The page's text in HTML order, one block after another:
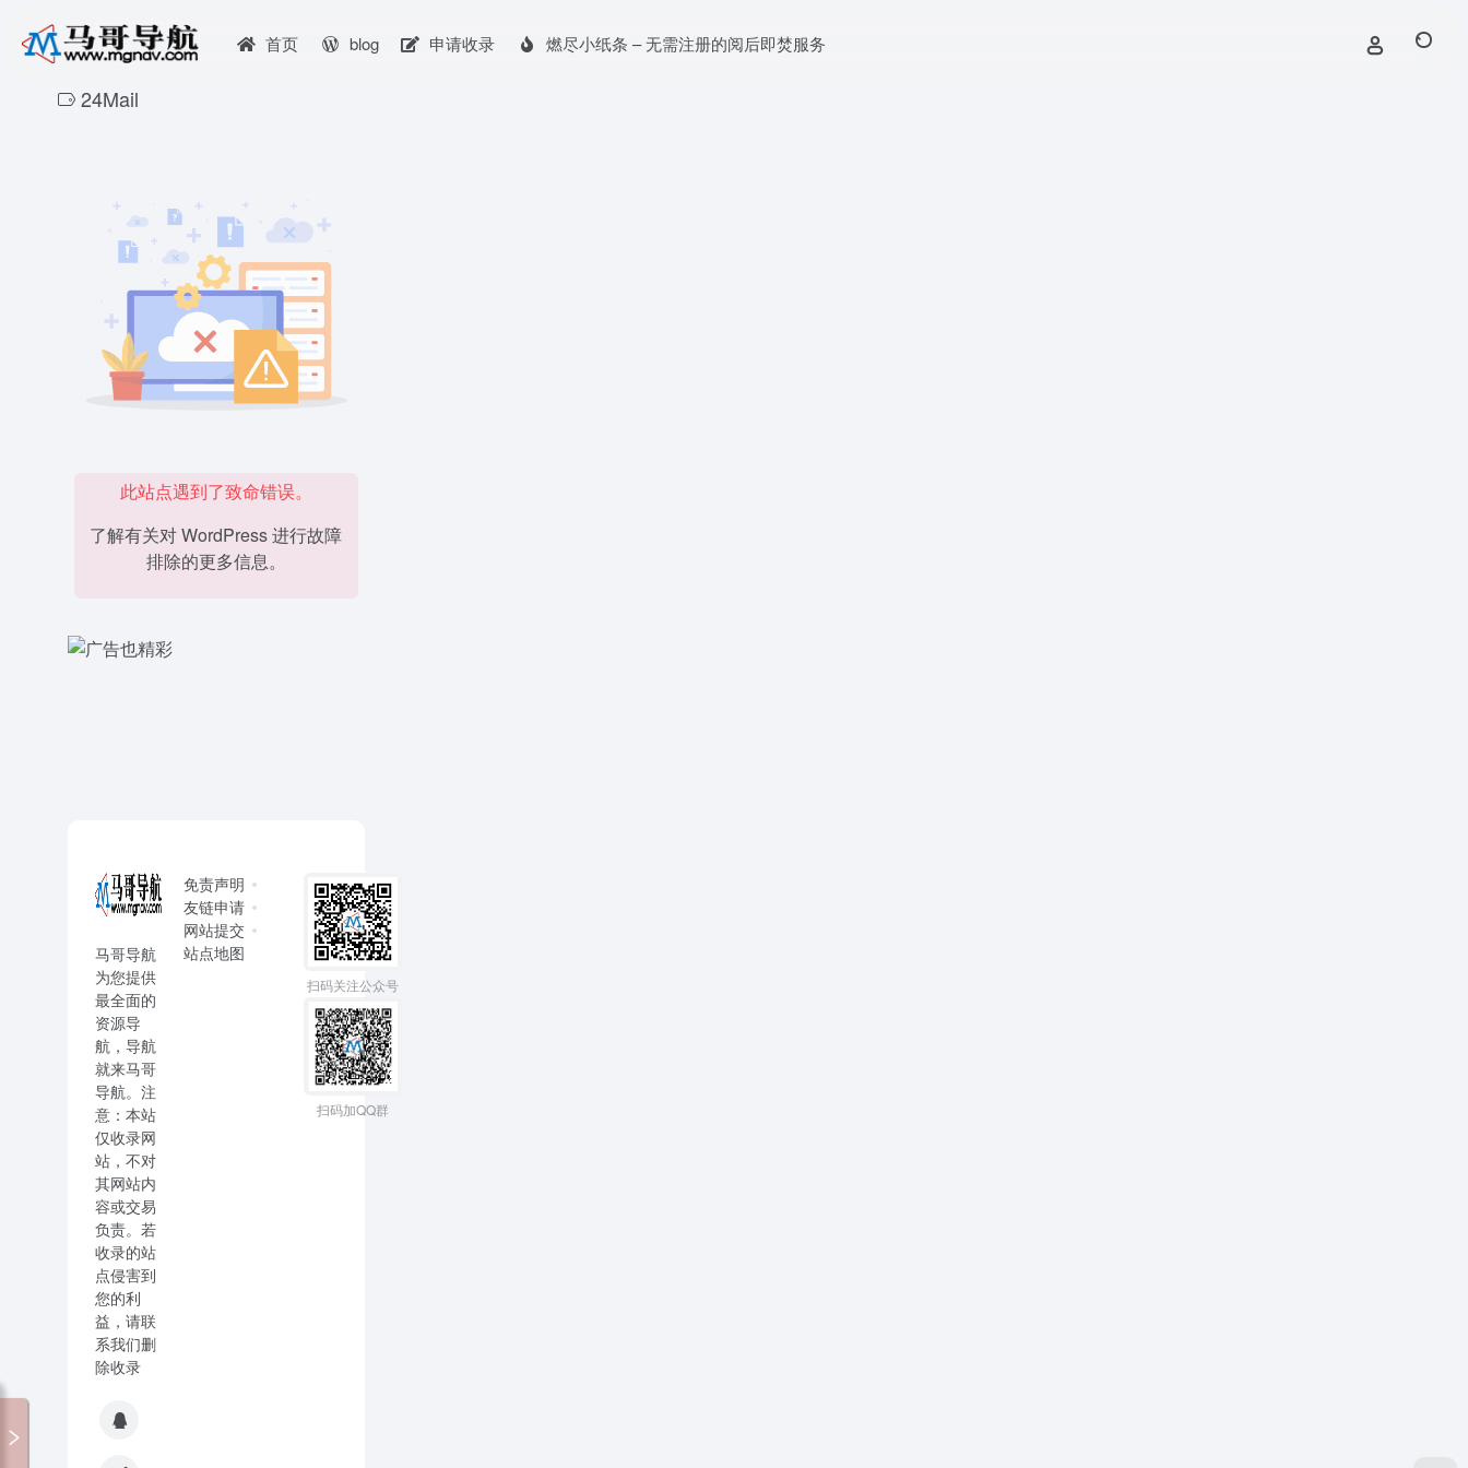
首页 blog 申请收录 燃尽小纸条 – 无需注册的阅后即焚服务
24Mail
此站点遇到了致命错误。
了解有关对 WordPress 进行故障
排除的更多信息。
马哥导航
为您提供
最全面的
资源导
航，导航
就来马哥
导航。注
意：本站
仅收录网
站，不对
其网站内
容或交易
负责。若
收录的站
点侵害到
您的利
益，请联
系我们删
除收录
免责声明
友链申请
网站提交
站点地图
扫码关注公众号
扫码加QQ群